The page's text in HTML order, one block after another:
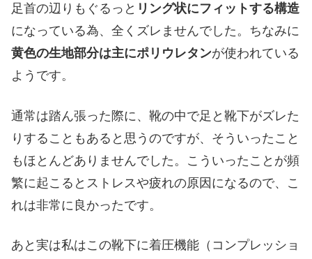
足首の辺りもぐるっと リング状にフィットする構造
になっている為、全くズレませんでした。ちなみに
黄色の生地部分は主にポリウレタンが使われている
ようです。
通常は踏ん張った際に、靴の中で足と靴下がズレた
りすることもあると思うのですが、そういったこと
もほとんどありませんでした。こういったことが頻
繁に起こるとストレスや疲れの原因になるので、こ
れは非常に良かったです。
あと実は私はこの靴下に着圧機能（コンプレッショ